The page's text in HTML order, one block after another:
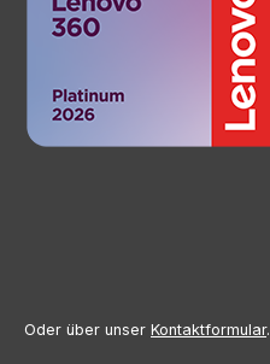
Oder über unser Kontaktformular.